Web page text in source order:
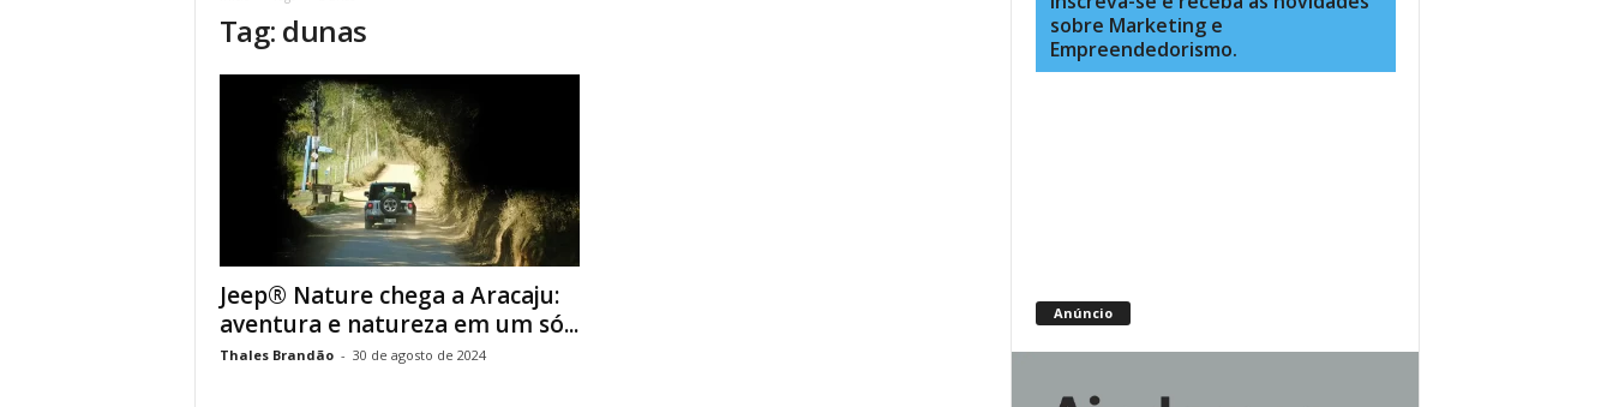
Tag: dunas
Jeep® Nature chega a Aracaju:
aventura e natureza em um só...
Thales Brandão - 30 de agosto de 2024
sobre Marketing e
Empreendedorismo.
Anúncio